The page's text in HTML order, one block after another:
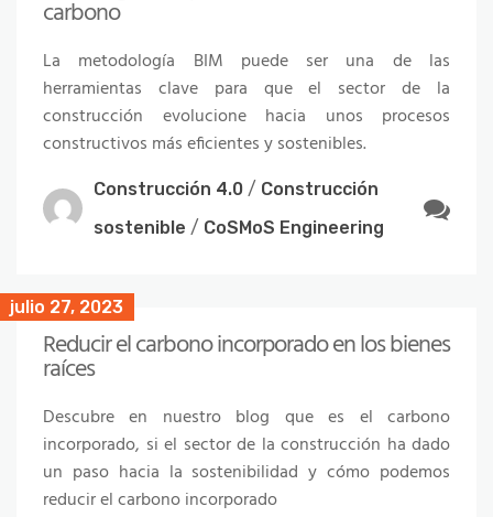
carbono
La metodología BIM puede ser una de las
herramientas clave para que el sector de la
construcción evolucione hacia unos procesos
constructivos más eficientes y sostenibles.
Construcción 4.0 / Construcción
sostenible / CoSMoS Engineering
julio 27, 2023
Reducir el carbono incorporado en los bienes
raíces
Descubre en nuestro blog que es el carbono
incorporado, si el sector de la construcción ha dado
un paso hacia la sostenibilidad y cómo podemos
reducir el carbono incorporado